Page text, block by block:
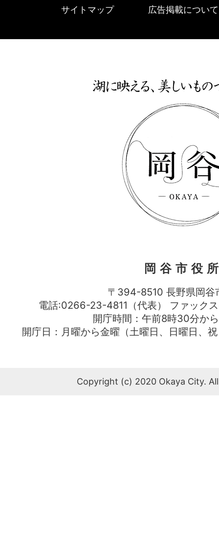
サイトマップ 広告掲載について
岡谷市役
〒394-8510 長野県岡谷
電話:0266-23-4811（代表） ファッ
開庁時間：午前8時30分か
開庁日：月曜から金曜（土曜日、日曜日、
Copyright (c) 2020 Okaya City.